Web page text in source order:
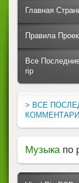
Главная
Правила
Все
rip
> ВСЕ
Музыка по